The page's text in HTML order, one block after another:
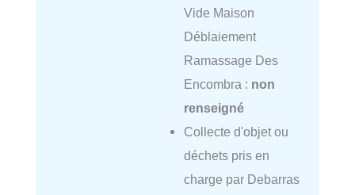
Vide Maison
Déblaiement
Ramassage Des
Encombra : non
renseigné
Collecte d'objet ou
déchets pris en
charge par Debarras